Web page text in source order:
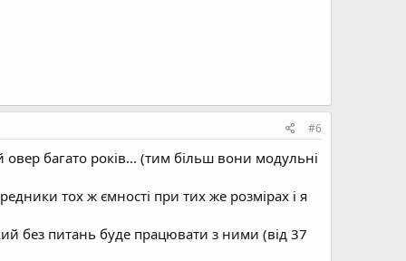
#6
овер багато років... (тим більш вони модульні
тох ж ємності при тих же розмірах і я
без питань буде працювати з ними (від 37